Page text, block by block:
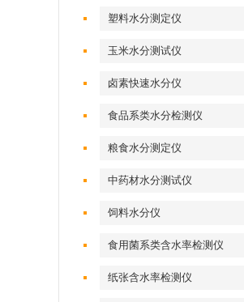
塑料水分测定仪
玉米水分测试仪
卤素快速水分仪
食品系类水分检测仪
粮食水分测定仪
中药材水分测试仪
饲料水分仪
食用菌系类含水率检测仪
纸张含水率检测仪